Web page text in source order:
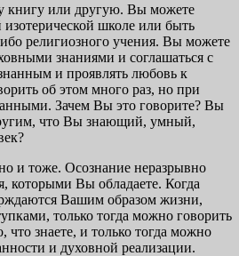
книгу или другую. Вы можете
школе или быть
религиозного учения. Вы можете
знаниями и соглашаться с
и проявлять любовь к
об этом много раз, но при
Зачем Вы это говорите? Вы
что Вы знающий, умный,
и тоже. Осознание неразрывно
которыми Вы обладаете. Когда
Вашим образом жизни,
только тогда можно говорить
что знаете, и только тогда можно
и духовной реализации.